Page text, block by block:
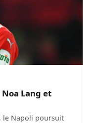
Lang et
le Napoli poursuit